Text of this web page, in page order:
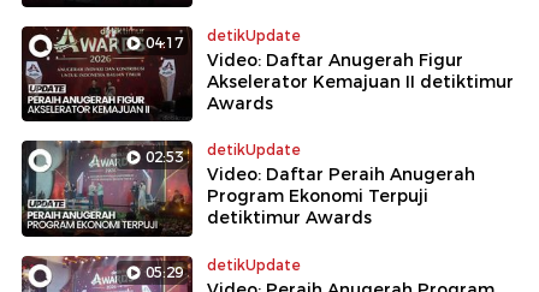
04:17 detikUpdate
Video: Daftar Anugerah Figur
Akselerator Kemajuan II detiktimur
Awards
02:53 detikUpdate
Video: Daftar Peraih Anugerah
Program Ekonomi Terpuji
detiktimur Awards
05:29 detikUpdate